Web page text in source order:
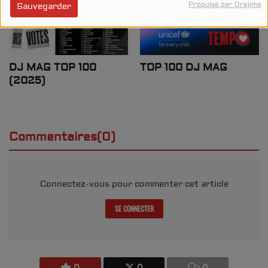
Sauvegarder Propulsé par Orejime
DJ MAG TOP 100
(2025)
TOP 100 DJ MAG
Commentaires(0)
Connectez-vous pour commenter cet article
SE CONNECTER